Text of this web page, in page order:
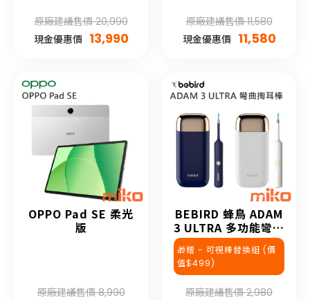
原廠建議售價 20,990
現金優惠價 13,990
原廠建議售價 11,580
現金優惠價 11,580
OPPO Pad SE 柔光
版
原廠建議售價 8,990
BEBIRD 蜂鳥 ADAM
3 ULTRA 多功能彎曲
定型掏耳棒
🎁贈 - 可視棒替換組 (價
值$499)
原廠建議售價 2,980